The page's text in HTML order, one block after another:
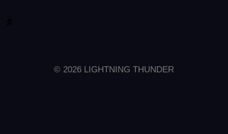
© 2026 LIGHTNING THUNDER